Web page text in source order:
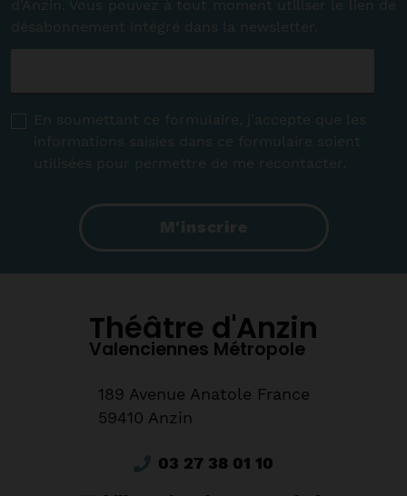
d’Anzin. Vous pouvez à tout moment utiliser le lien de
désabonnement intégré dans la newsletter.
E-
RGPD *
En soumettant ce formulaire, j'accepte que les
informations saisies dans ce formulaire soient
utilisées pour permettre de me recontacter.
M'inscrire
Théâtre d'Anzin
Valenciennes Métropole
189 Avenue Anatole France
59410 Anzin
03 27 38 01 10